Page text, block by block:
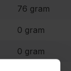
76 gram
0 gram
0 gram